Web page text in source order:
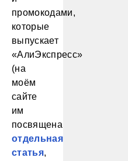
промокодами,
которые
выпускает
«АлиЭкспресс»
(на
моём
сайте
им
посвящена
отдельная
статья,